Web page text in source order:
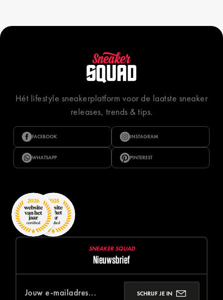
Hét lifestyle sneakerplatform voor de laatste sneaker
releases, trends & tips.
FACEBOOK INSTAGRAM
WHATSAPP PINTEREST
SNEAKER SQUAD
Nieuwsbrief
SCHRIJF JE IN